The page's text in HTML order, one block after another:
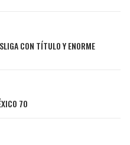
CON TÍTULO Y ENORME
70